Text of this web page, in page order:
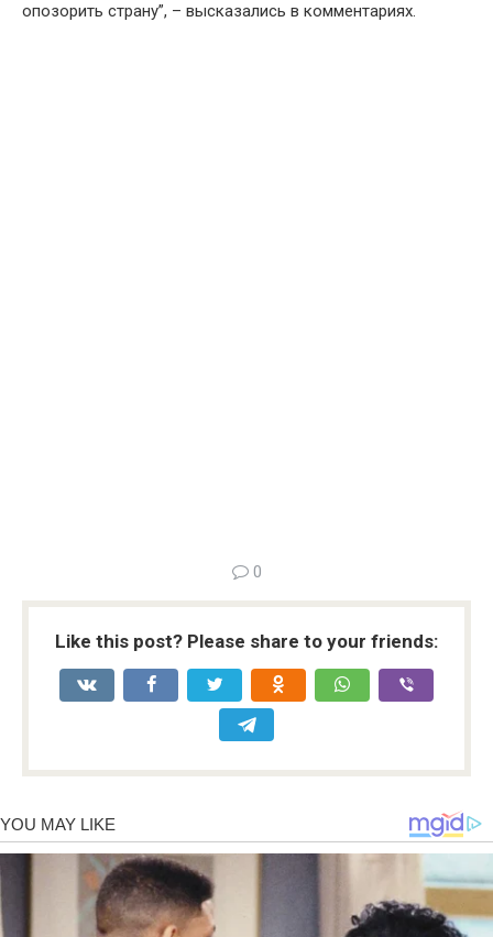
опозорить страну”, – высказались в комментариях.
0
Like this post? Please share to your friends: